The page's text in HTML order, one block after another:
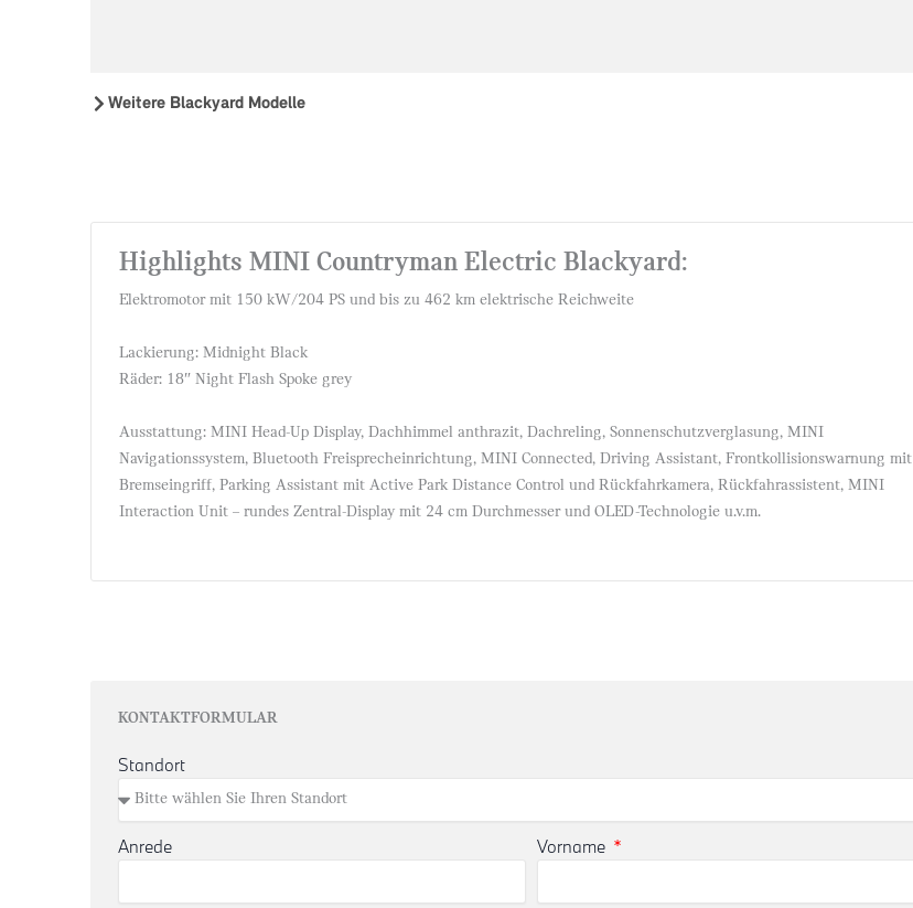
Weitere Blackyard Modelle
Highlights MINI Countryman Electric Blackyard:
Elektromotor mit 150 kW/204 PS und bis zu 462 km elektrische Reichweite
Lackierung: Midnight Black
Räder: 18″ Night Flash Spoke grey
Ausstattung: MINI Head-Up Display, Dachhimmel anthrazit, Dachreling, Sonnenschutzverglasung, MINI
Navigationssystem, Bluetooth Freisprecheinrichtung, MINI Connected, Driving Assistant, Frontkollisionswarnung mit
Bremseingriff, Parking Assistant mit Active Park Distance Control und Rückfahrkamera, Rückfahrassistent, MINI
Interaction Unit – rundes Zentral-Display mit 24 cm Durchmesser und OLED-Technologie u.v.m.
KONTAKTFORMULAR
Standort
Anrede Vorname